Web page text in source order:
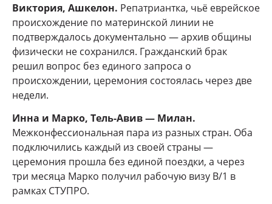
Виктория, Ашкелон. Репатриантка, чьё еврейское
происхождение по материнской линии не
подтверждалось документально — архив общины
физически не сохранился. Гражданский брак
решил вопрос без единого запроса о
происхождении, церемония состоялась через две
недели.
Инна и Марко, Тель-Авив — Милан.
Межконфессиональная пара из разных стран. Оба
подключились каждый из своей страны —
церемония прошла без единой поездки, а через
три месяца Марко получил рабочую визу В/1 в
рамках СТУПРО.